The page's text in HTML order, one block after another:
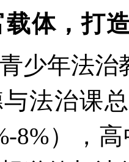
载体，打
少年法治
法治课
8%），